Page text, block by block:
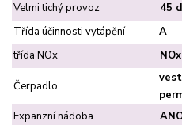
Velmi tichý provoz
45
Třída účinnosti vytápění
A
třída NOx
Čerpadlo
Expanzní nádoba